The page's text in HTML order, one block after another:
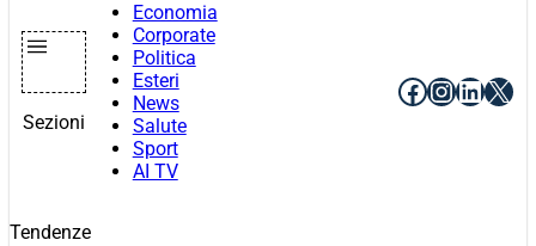
Sezioni
Economia
Corporate
Politica
Esteri
News
Salute
Sport
AI TV
Facebook
X
Tendenze